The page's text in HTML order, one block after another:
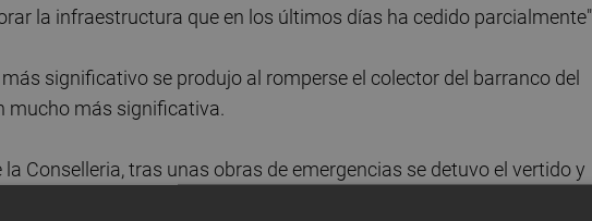
la infraestructura que en los últimos días ha cedido
significativo se produjo al romperse el colector del barranco del
mucho más significativa.
Conselleria, tras unas obras de emergencias se detuvo el vertido y
actuaciones para realizar una infraestructura definitiva.